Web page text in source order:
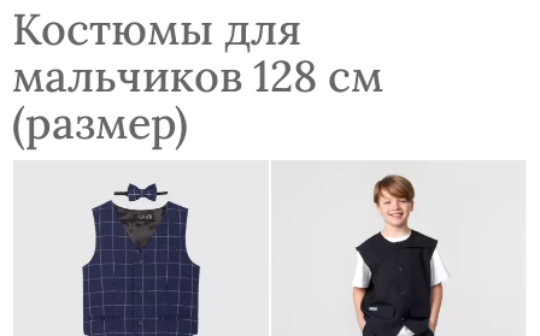
Костюмы для
мальчиков 128 см
(размер)